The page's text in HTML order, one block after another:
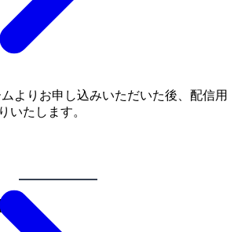
よりお申し込みいただいた後、配信用
いたします。